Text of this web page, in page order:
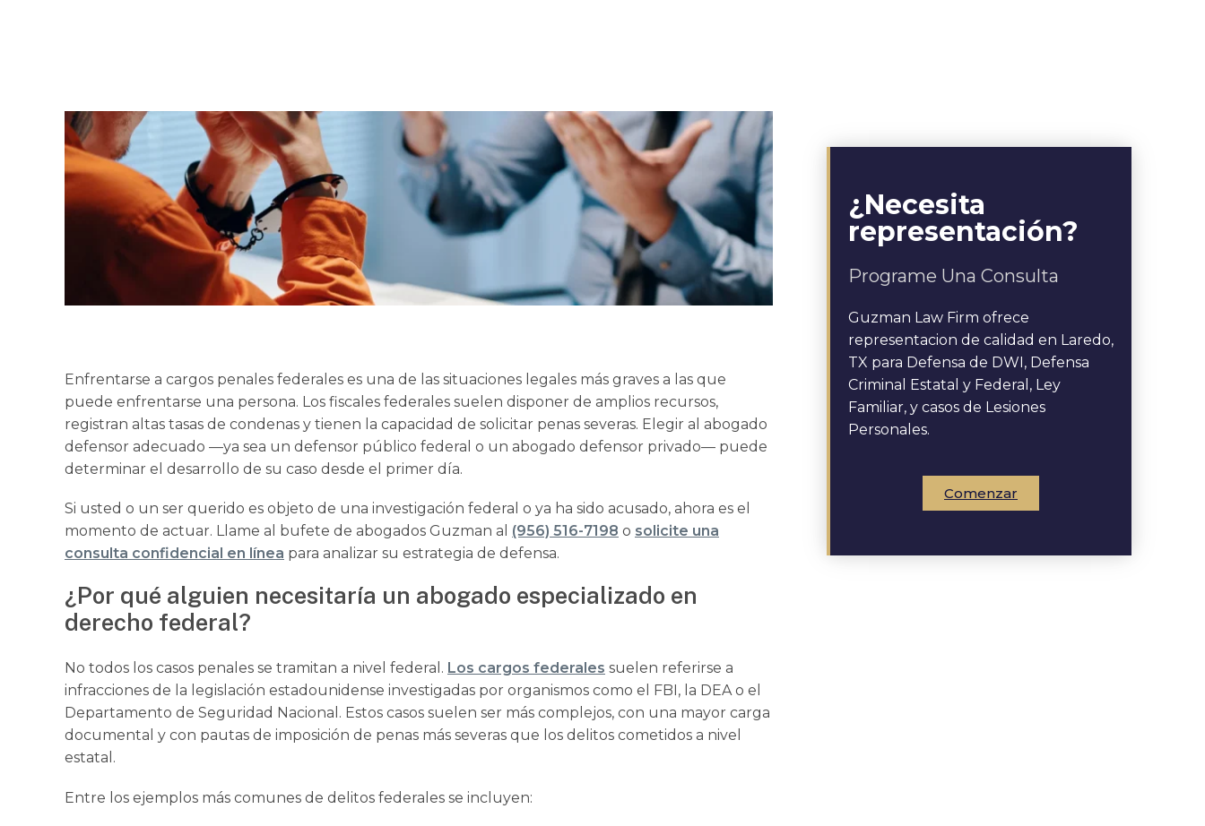
Enfrentarse a cargos penales federales es una de las situaciones legales más graves a las que
puede enfrentarse una persona. Los fiscales federales suelen disponer de amplios recursos,
registran altas tasas de condenas y tienen la capacidad de solicitar penas severas. Elegir al abogado
defensor adecuado —ya sea un defensor público federal o un abogado defensor privado— puede
determinar el desarrollo de su caso desde el primer día.
Si usted o un ser querido es objeto de una investigación federal o ya ha sido acusado, ahora es el
momento de actuar. Llame al bufete de abogados Guzman al (956) 516-7198 o solicite una
consulta confidencial en línea para analizar su estrategia de defensa.
¿Por qué alguien necesitaría un abogado especializado en
derecho federal?
No todos los casos penales se tramitan a nivel federal. Los cargos federales suelen referirse a
infracciones de la legislación estadounidense investigadas por organismos como el FBI, la DEA o el
Departamento de Seguridad Nacional. Estos casos suelen ser más complejos, con una mayor carga
documental y con pautas de imposición de penas más severas que los delitos cometidos a nivel
estatal.
Entre los ejemplos más comunes de delitos federales se incluyen:
¿Necesita
representación?
Programe Una Consulta
Guzman Law Firm ofrece
representacion de calidad en Laredo,
TX para Defensa de DWI, Defensa
Criminal Estatal y Federal, Ley
Familiar, y casos de Lesiones
Personales.
Comenzar